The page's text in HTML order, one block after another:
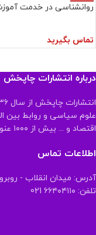
روانشناسی در خدمت
تماس بگیرید
درباره انتشارات چاپخش
علوم سیاسی و روابط بین
اقتصاد و ... بیش از ۱۰۰۰ عنوان کتاب روانه بازار نشر کرده است .
اطلاعات تماس
آدرس: میدان انقلاب -
تلفن: ۶۶۴۰۴۱۱۰ 021